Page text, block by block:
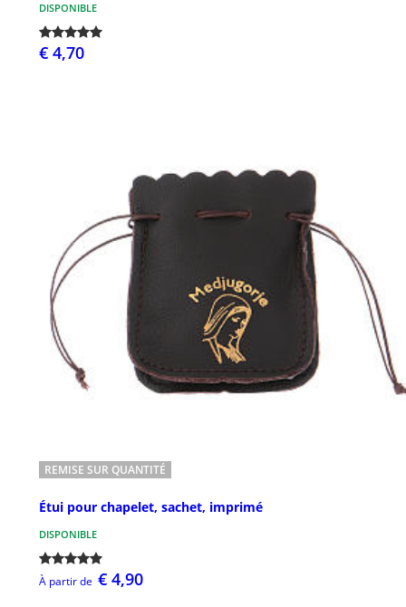
DISPONIBLE
€ 4,70
REMISE SUR QUANTITÉ
Étui pour chapelet, sachet, imprimé
DISPONIBLE
À partir de € 4,90